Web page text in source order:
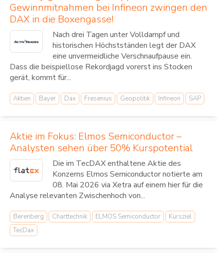
Gewinnmitnahmen bei Infineon zwingen den
DAX in die Boxengasse!
Nach drei Tagen unter Volldampf und
historischen Höchstständen legt der DAX
eine unvermeidliche Verschnaufpause ein.
Dass die beispiellose Rekordjagd vorerst ins Stocken
gerät, kommt für...
Aktien Bayer Dax Fresenius Geopolitik Infineon SAP
Aktie im Fokus: Elmos Semiconductor –
Analysten sehen über 50% Kurspotential
Die im TecDAX enthaltene Aktie des
Konzerns Elmos Semiconductor notierte am
08. Mai 2026 via Xetra auf einem hier für die
Analyse relevanten Zwischenhoch von...
Berenberg Charttechnik ELMOS Semiconductor
Kursziel
TecDax